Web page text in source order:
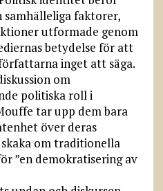
samhälleliga faktorer,
utformade genom
betydelse för att
inget att säga.
om
politiska roll i
tar upp dem bara
över deras
om traditionella
”en demokratisering av